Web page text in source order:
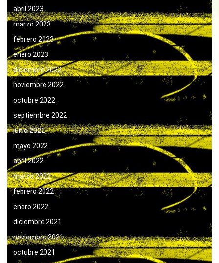
abril 2023
marzo 2023
febrero 2023
enero 2023
diciembre 2022
noviembre 2022
octubre 2022
septiembre 2022
junio 2022
mayo 2022
abril 2022
marzo 2022
febrero 2022
enero 2022
diciembre 2021
noviembre 2021
octubre 2021